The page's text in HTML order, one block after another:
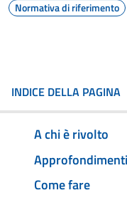
Normativa di riferimento
INDICE DELLA PAGINA
A chi è rivolto
Approfondimenti
Come fare